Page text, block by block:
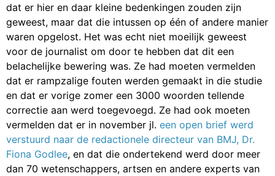
dat er hier en daar kleine bedenkingen zouden zijn
geweest, maar dat die intussen op één of andere manier
waren opgelost. Het was echt niet moeilijk geweest
voor de journalist om door te hebben dat dit een
belachelijke bewering was. Ze had moeten vermelden
dat er rampzalige fouten werden gemaakt in die studie
en dat er vorige zomer een 3000 woorden tellende
correctie aan werd toegevoegd. Ze had ook moeten
vermelden dat er in november jl. een open brief werd
verstuurd naar de redactionele directeur van BMJ, Dr.
Fiona Godlee, en dat die ondertekend werd door meer
dan 70 wetenschappers, artsen en andere experts van